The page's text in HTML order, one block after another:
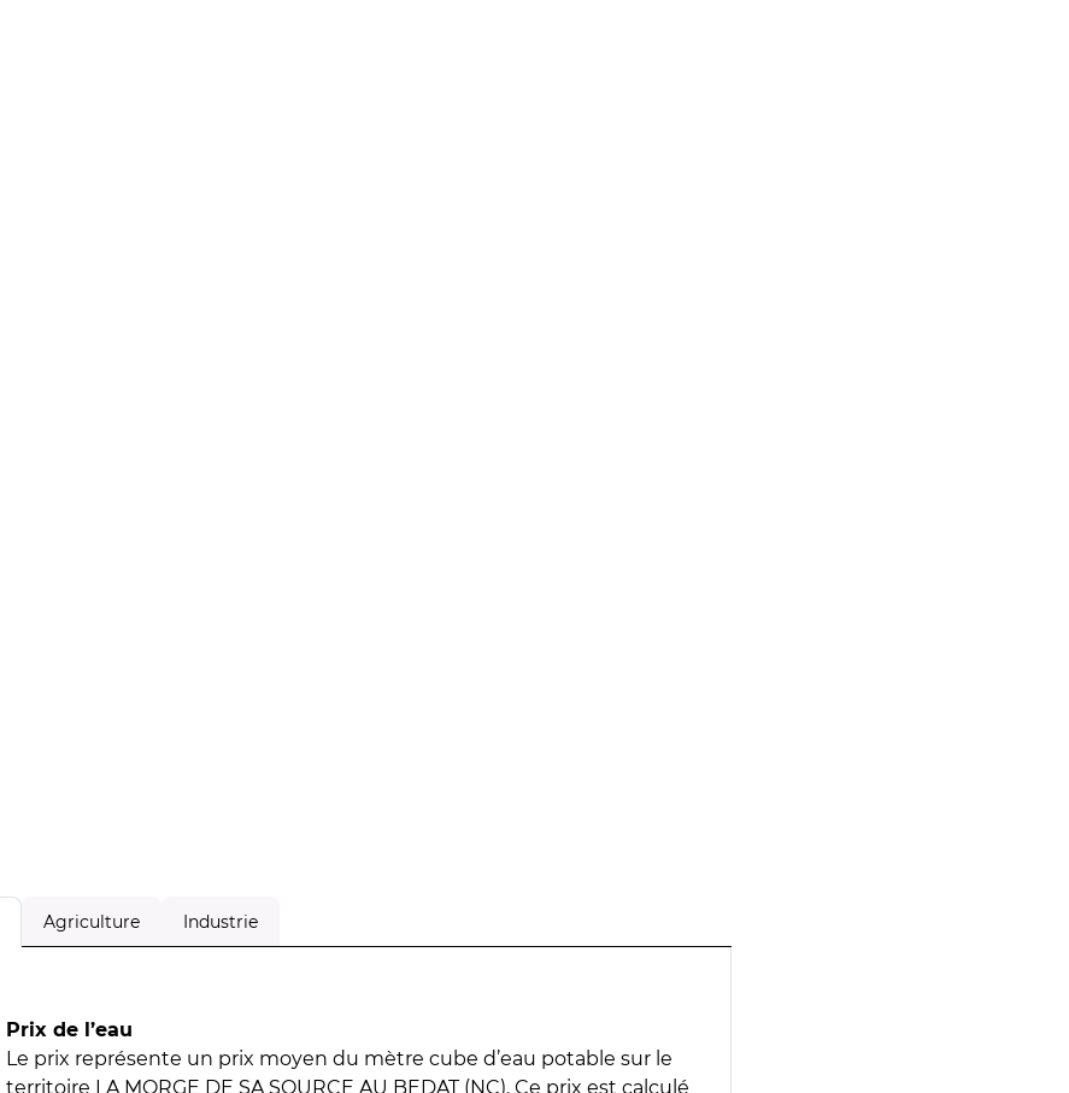
Agriculture Industrie
Prix de l’eau
Le prix représente un prix moyen du mètre cube d’eau potable sur le
territoire LA MORGE DE SA SOURCE AU BEDAT (NC). Ce prix est calculé